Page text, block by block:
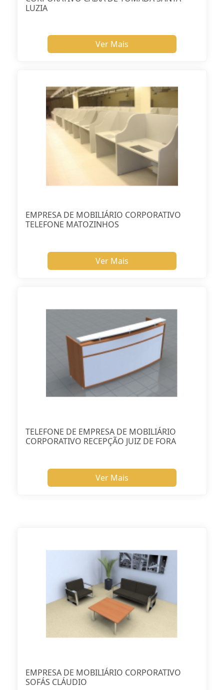
LUZIA
Ver Mais
EMPRESA DE MOBILIÁRIO CORPORATIVO
TELEFONE MATOZINHOS
Ver Mais
TELEFONE DE EMPRESA DE MOBILIÁRIO
CORPORATIVO RECEPÇÃO JUIZ DE FORA
Ver Mais
EMPRESA DE MOBILIÁRIO CORPORATIVO
SOFÁS CLÁUDIO